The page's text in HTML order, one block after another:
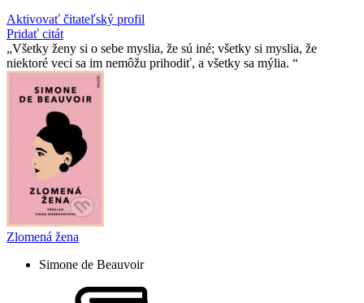
Aktivovať čitateľský profil
Pridať citát
Všetky ženy si o sebe myslia, že sú iné; všetky si myslia, že
niektoré veci sa im nemôžu prihodiť, a všetky sa mýlia.
Zlomená žena
Simone de Beauvoir